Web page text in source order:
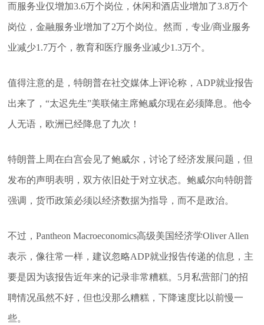
而服务业仅增加3.6万个岗位，休闲和酒店业增加了3.8万个
岗位，金融服务业增加了2万个岗位。然而，专业/商业服务
业减少1.7万个，教育和医疗服务业减少1.3万个。
值得注意的是，特朗普在社交媒体上评论称，ADP就业报告
出来了，“太迟先生”美联储主席鲍威尔现在必须降息。他令
人无语，欧洲已经降息了九次！
特朗普上周在白宫会见了鲍威尔，讨论了经济发展问题，但
发布的声明表明，双方依旧处于对立状态。鲍威尔向特朗普
强调，货币政策必须以经济数据为指导，而不是政治。
不过，Pantheon Macroeconomics高级美国经济学Oliver Allen
表示，像往常一样，建议忽略ADP就业报告传递的信息，主
要是因为该报告近年来的记录非常糟糕。5月私营部门的招
聘情况虽然不好，但也没那么糟糕，下降速度比以前慢一
些。